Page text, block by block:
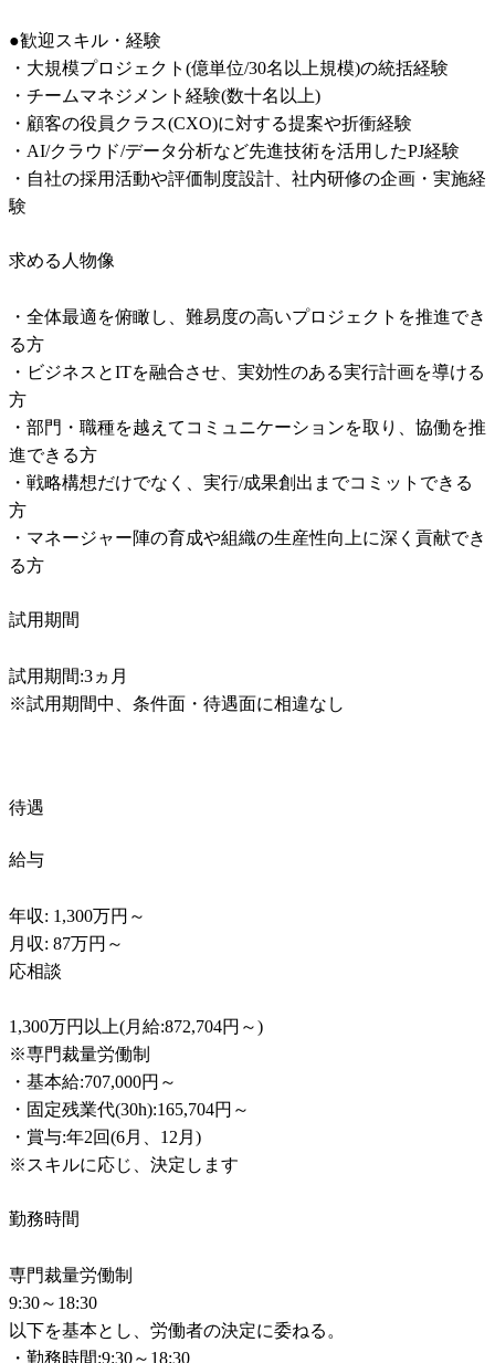
●歓迎スキル・経験
・大規模プロジェクト(億単位/30名以上規模)の統括経験
・チームマネジメント経験(数十名以上)
・顧客の役員クラス(CXO)に対する提案や折衝経験
・AI/クラウド/データ分析など先進技術を活用したPJ経験
・自社の採用活動や評価制度設計、社内研修の企画・実施経
験
求める人物像
・全体最適を俯瞰し、難易度の高いプロジェクトを推進でき
る方
・ビジネスとITを融合させ、実効性のある実行計画を導ける
方
・部門・職種を越えてコミュニケーションを取り、協働を推
進できる方
・戦略構想だけでなく、実行/成果創出までコミットできる
方
・マネージャー陣の育成や組織の生産性向上に深く貢献でき
る方
試用期間
試用期間:3ヵ月
※試用期間中、条件面・待遇面に相違なし
待遇
給与
年収: 1,300万円～
月収: 87万円～
応相談
1,300万円以上(月給:872,704円～)
※専門裁量労働制
・基本給:707,000円～
・固定残業代(30h):165,704円～
・賞与:年2回(6月、12月)
※スキルに応じ、決定します
勤務時間
専門裁量労働制
9:30～18:30
以下を基本とし、労働者の決定に委ねる。
・勤務時間:9:30～18:30